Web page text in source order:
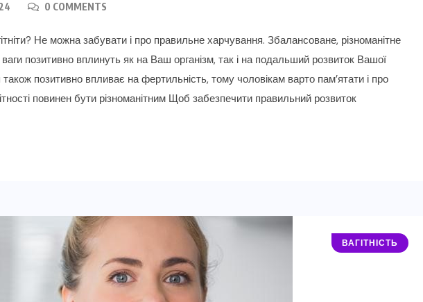
0 COMMENTS
Не можна забувати і про правильне харчування. Збалансоване, різноманітне
позитивно вплинуть як на Ваш організм, так і на подальший розвиток Вашої
позитивно впливає на фертильність, тому чоловікам варто пам’ятати і про
повинен бути різноманітним Щоб забезпечити правильний розвиток
ВАГІТНІСТЬ